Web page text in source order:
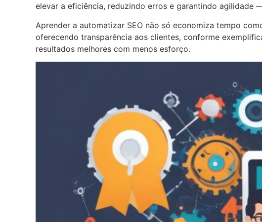
elevar a eficiência, reduzindo erros e garantindo
Aprender a automatizar SEO não só economiza tempo
oferecendo transparência aos clientes, conforme
resultados melhores com menos esforço.